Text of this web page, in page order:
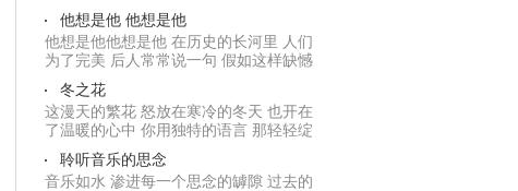
的心情 ...
他想是他 他想是他
他想是他他想是他 在历史的长河里 人们
为了完美 后人常常说一句 假如这样缺憾
就不会.....
冬之花
这漫天的繁花 怒放在寒冷的冬天 也开在
了温暖的心中 你用独特的语言 那轻轻绽
放的声音...
聆听音乐的思念
音乐如水 渗进每一个思念的罅隙 过去的